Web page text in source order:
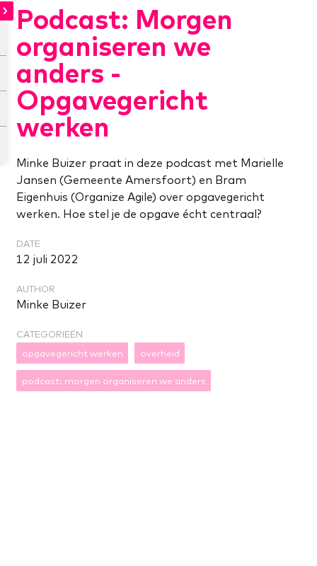
Podcast: Morgen
organiseren we
anders -
Opgavegericht
werken
Minke Buizer praat in deze podcast met Marielle
Jansen (Gemeente Amersfoort) en Bram
Eigenhuis (Organize Agile) over opgavegericht
werken. Hoe stel je de opgave écht centraal?
DATE
12 juli 2022
AUTHOR
Minke Buizer
CATEGORIEËN
opgavegericht werken
overheid
podcast: morgen organiseren we anders